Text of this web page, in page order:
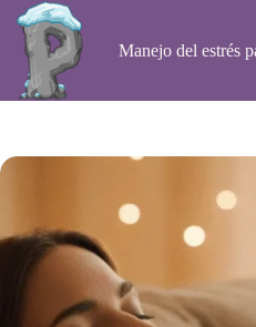
Saltar
contenido
Manejo del estrés